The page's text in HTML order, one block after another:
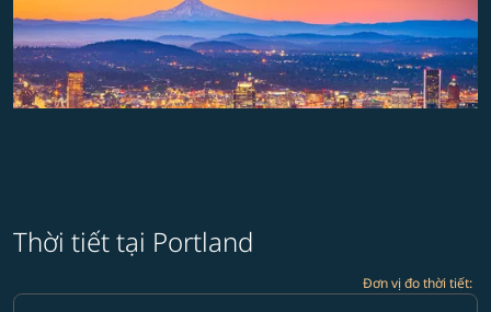
Thời tiết tại Portland
Đơn vị đo thời tiết:
Weather unit option Độ C Selected